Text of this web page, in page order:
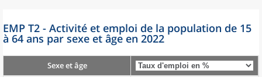
EMP T2 - Activité et emploi de la population de 15
à 64 ans par sexe et âge en 2022
Sexe et âge